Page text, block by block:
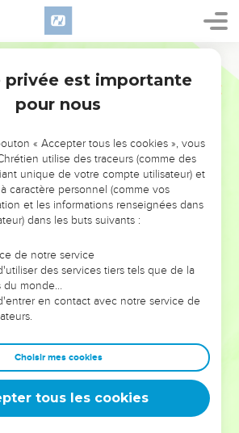
PAS L’ÉVÉNEMENT
DE L’ANNÉE !
POUVAIENT VOUS ÉVITER LES
VOTRES ?
Mais on voit moins les doutes, les erreurs
qu'ils ont traversés, alors même que ce
elles qui les ont façonnés.
leaders, entrepreneurs, et responsables
plus de sagesse afin que leurs erreurs
Que vous guidiez un ministère, une
ou une famille, leur expérience est faite
privée est importante
pour nous
« Accepter tous les cookies », vous
utilise des traceurs (comme des
unique de votre compte utilisateur) et
caractère personnel (comme vos
et les informations renseignées dans
dans les buts suivants :
de notre service
des services tiers tels que de la
du monde…
en contact avec notre service de
Choisir mes cookies
tous les cookies